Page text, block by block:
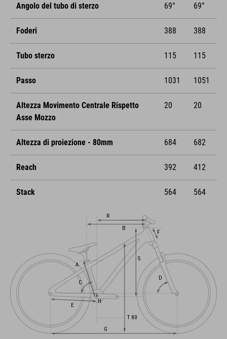
Angolo del tubo di sterzo 69° 69°
Foderi 388 388
Tubo sterzo 115 115
Passo 1031 1051
Altezza Movimento Centrale Rispetto
Asse Mozzo
20 20
Altezza di proiezione - 80mm 684 682
Reach 392 412
Stack 564 564